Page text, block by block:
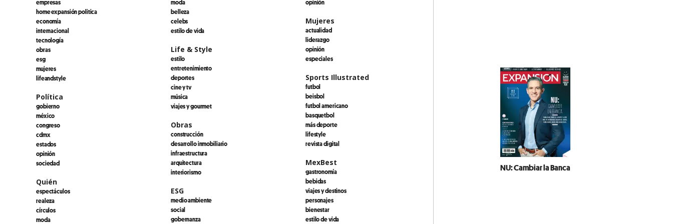
home expansión politica
economía
internacional
tecnología
obras
esg
mujeres
lifeandstyle
Política
gobierno
méxico
congreso
cdmx
estados
opinión
sociedad
Quién
espectáculos
realeza
círculos
moda
belleza
celebs
estilo de vida
Life & Style
estilo
entretenimiento
deportes
cine y tv
música
viajes y gourmet
Obras
construcción
desarrollo inmobiliario
infraestructura
arquitectura
interiorismo
ESG
medio ambiente
social
gobernanza
Mujeres
actualidad
liderazgo
opinión
especiales
Sports Illustrated
futbol
beisbol
futbol americano
basquetbol
más deporte
lifestyle
revista digital
MexBest
gastronomía
bebidas
viajes y destinos
personajes
bienestar
estilo de vida
NU: Cambiar la Banca